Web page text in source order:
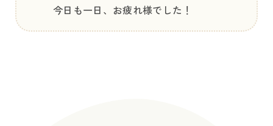
今日も一日、お疲れ様でした！